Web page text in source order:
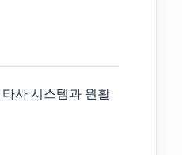
사 시스템과 원활